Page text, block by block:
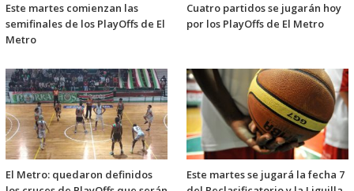
Este martes comienzan las
semifinales de los PlayOffs de El
Metro
Cuatro partidos se jugarán hoy
por los PlayOffs de El Metro
El Metro: quedaron definidos
Este martes se jugará la fecha 7